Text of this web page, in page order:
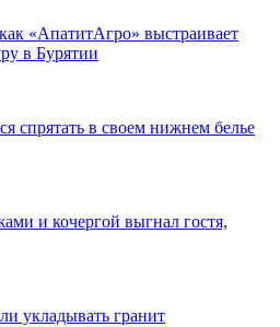
«АпатитАгро» выстраивает
в Бурятии
спрятать в своем нижнем белье
и кочергой выгнал гостя,
укладывать гранит